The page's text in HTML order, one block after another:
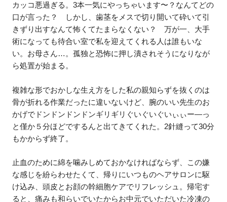
カッコ悪過ぎる。3本一気にやっちゃいます〜？なんてどの
口が言った？ しかし、歯茎をメスで切り開いて砕いて引
きずり出すなんて怖くてたまらなくない？ 万が一、大手
術になっても待合い室で私を迎えてくれる人は誰もいな
い。お母さん…。孤独と恐怖に押し潰されそうになりなが
ら処置が始まる。
複雑な形でおかしな生え方をした私の親知らずを抜くのは
骨が折れる作業だったに違いないけど、腕のいい先生のお
かげでドンドンドンドンギリギリぐいぐいぐいぃぃー―っ
と僅か５分ほどでするんと出てきてくれた。2針縫って30分
もかからず終了。
止血のために綿を噛みしめておかなければならず、この嫌
な感じを紛らわせたくて、帰りにいつものヘアサロンに駆
け込み、頭皮とお顔の幹細胞ケアでリフレッシュ。帰宅す
ると、痛みも和らいでいたからお中元でいただいた冷凍の